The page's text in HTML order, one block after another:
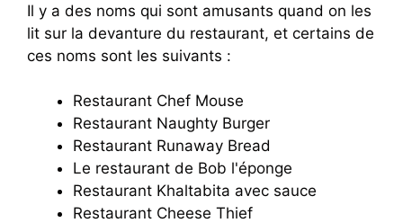
Il y a des noms qui sont amusants quand on les
lit sur la devanture du restaurant, et certains de
ces noms sont les suivants :
Restaurant Chef Mouse
Restaurant Naughty Burger
Restaurant Runaway Bread
Le restaurant de Bob l'éponge
Restaurant Khaltabita avec sauce
Restaurant Cheese Thief